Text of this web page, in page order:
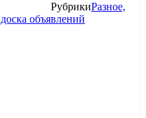
РубрикиРазное,
объявлений